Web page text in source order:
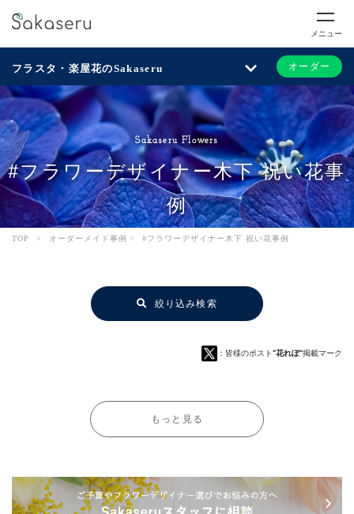
メニュー
フラスタ・楽屋花のSakaseru オーダー
Sakaseru Flowers
#フラワーデザイナー木下 祝い花事
例
TOP > オーダーメイド事例 > #フラワーデザイナー木下 祝い花事例
絞り込み検索
：皆様のポスト“花れぽ”掲載マーク
もっと見る